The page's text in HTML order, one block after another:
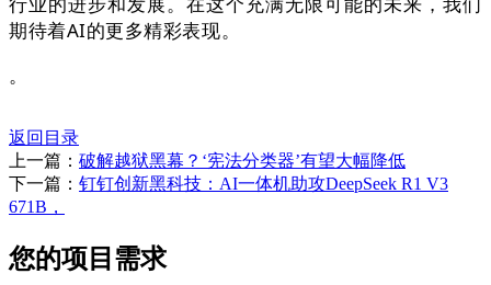
期待着AI的更多精彩表现。
。
返回目录
上一篇： 破解越狱黑幕？‘宪法分类器’有望大幅降低
下一篇： 钉钉创新黑科技：AI一体机助攻DeepSeek R1 V3
671B，
您的项目需求